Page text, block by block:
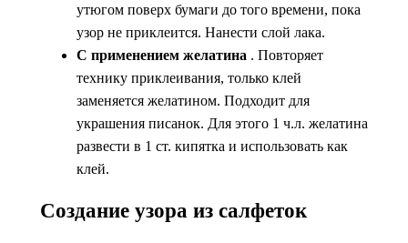
утюгом поверх бумаги до того времени, пока
узор не приклеится. Нанести слой лака.
С применением желатина . Повторяет
технику приклеивания, только клей
заменяется желатином. Подходит для
украшения писанок. Для этого 1 ч.л. желатина
развести в 1 ст. кипятка и использовать как
клей.
Создание узора из салфеток